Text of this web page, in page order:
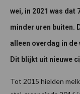
wei, in 2021 was dat
minder uren buiten.
alleen overdag in de
Dit blijkt uit nieuwe
Tot 2015 hielden